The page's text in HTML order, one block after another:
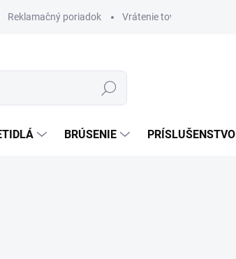
Reklamačný poriadok Vrátenie tovaru
Hľadať
BRÚSENIE PRÍSLUŠENSTVO